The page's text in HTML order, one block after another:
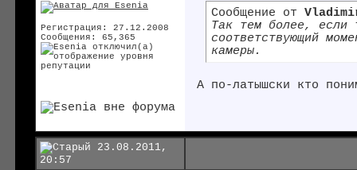
Регистрация: 27.12.2008
Сообщения: 65,365
Сообщение от
Так тем более, если
соответствующий
камеры.
А по-латышски кто
23.08.2011,
20:57